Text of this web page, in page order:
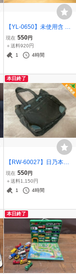
【YL-0650】未使用含 緊
急 METAL HELICOPTER
SP/ドローンV ラジコン セ
ット まとめ 東京引取可
現在 550円
＋送料920円
1
4時間
本日終了
【RW-60027】日乃本帆
布 ヒノモトハンプ トート
バッグ 帆布 ブラック 黒
綿 日本製 ユニセックス 札
現在 550円
＋送料1,150円
1
4時間
本日終了